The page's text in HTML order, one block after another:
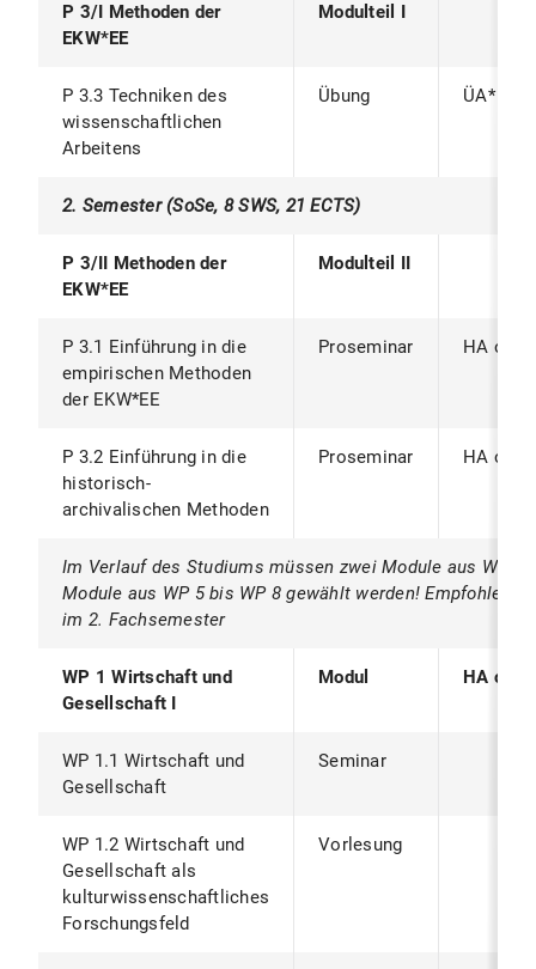
P 3/I Methoden der
EKW*EE
Modulteil I
P 3.3 Techniken des
wissenschaftlichen
Arbeitens
Übung ÜA*
2. Semester (SoSe, 8 SWS, 21 ECTS)
P 3/II Methoden der
EKW*EE
Modulteil II
P 3.1 Einführung in die
empirischen Methoden
der EKW*EE
Proseminar HA oder
P 3.2 Einführung in die
historisch-
archivalischen Methoden
Proseminar HA oder
Im Verlauf des Studiums müssen zwei Module aus WP 1
Module aus WP 5 bis WP 8 gewählt werden! Empfohlen
im 2. Fachsemester
WP 1 Wirtschaft und
Gesellschaft I
Modul HA oder
WP 1.1 Wirtschaft und
Gesellschaft
Seminar
WP 1.2 Wirtschaft und
Gesellschaft als
kulturwissenschaftliches
Forschungsfeld
Vorlesung